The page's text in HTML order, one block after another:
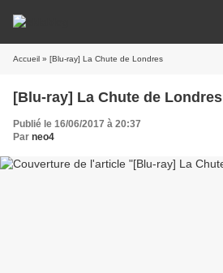
Accueil » [Blu-ray] La Chute de Londres
[Blu-ray] La Chute de Londres
Publié le 16/06/2017 à 20:37
Par neo4